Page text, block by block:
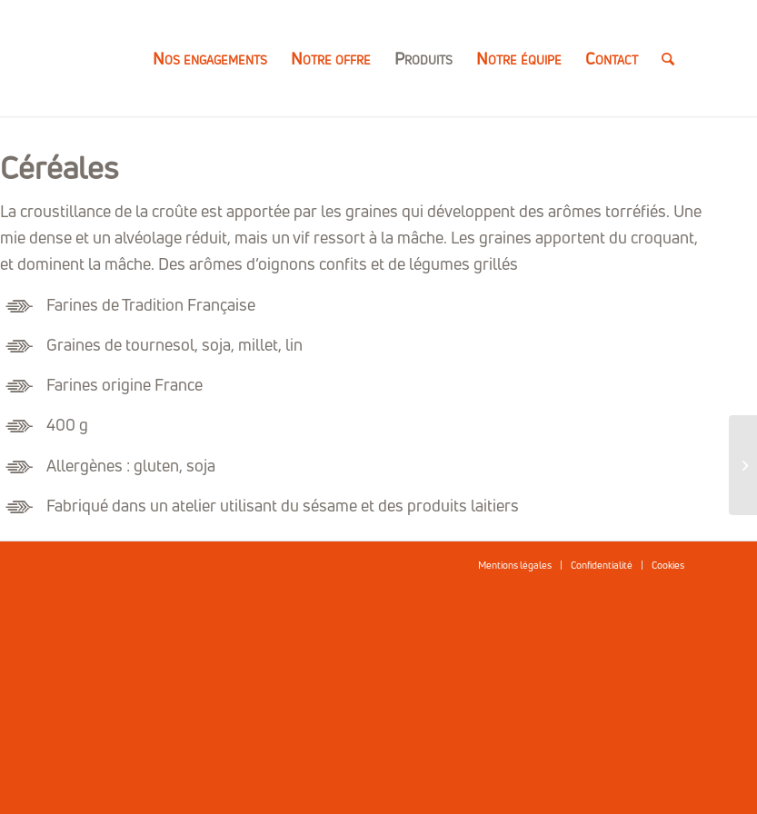
Nos engagements Notre offre Produits Notre équipe Contact
Céréales
La croustillance de la croûte est apportée par les graines qui développent des arômes torréfiés. Une
mie dense et un alvéolage réduit, mais un vif ressort à la mâche. Les graines apportent du croquant,
et dominent la mâche. Des arômes d’oignons confits et de légumes grillés
Farines de Tradition Française
Graines de tournesol, soja, millet, lin
Farines origine France
400 g
Allergènes : gluten, soja
Fabriqué dans un atelier utilisant du sésame et des produits laitiers
Mentions légales Confidentialité Cookies